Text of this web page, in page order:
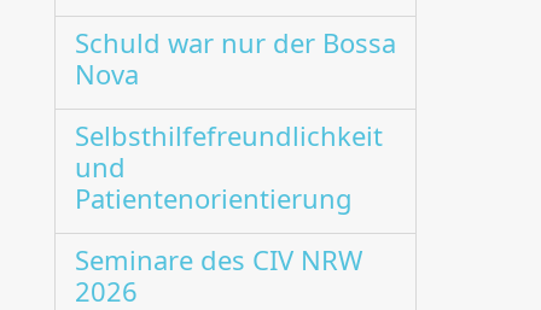
Schuld war nur der Bossa
Nova
Selbsthilfefreundlichkeit
und
Patientenorientierung
Seminare des CIV NRW
2026